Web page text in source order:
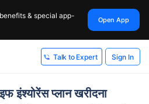
& special app-
Open App
Talk to Expert Sign In
इंश्योरेंस प्लान खरीदना